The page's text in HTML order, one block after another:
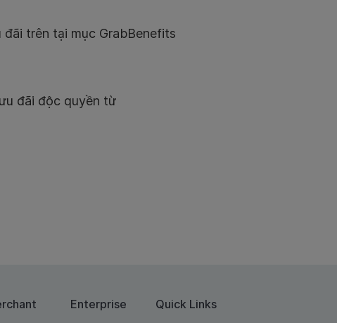
trên tại mục GrabBenefits
đãi độc quyền từ
Enterprise Quick Links